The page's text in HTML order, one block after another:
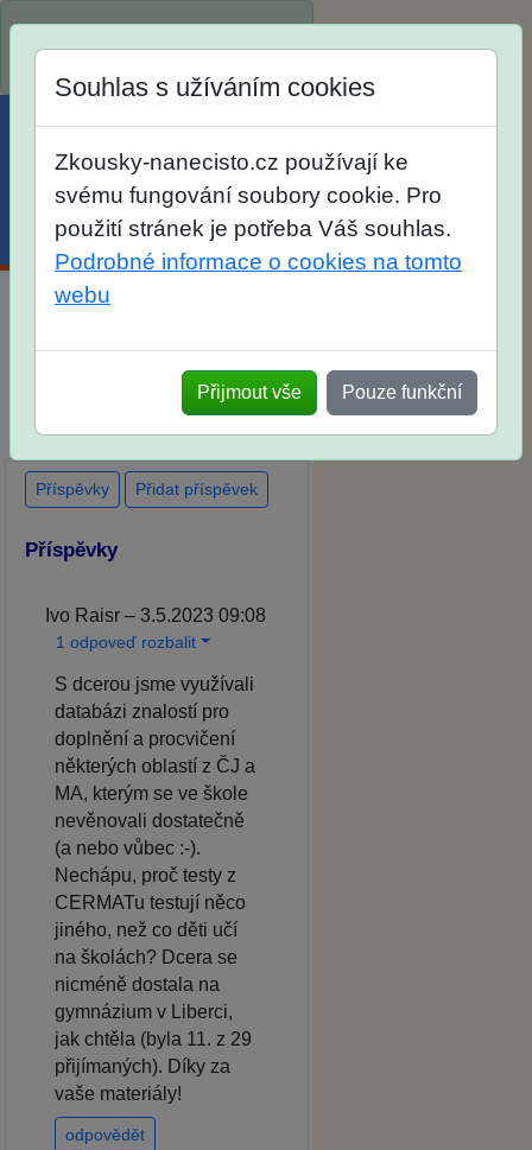
Menu Účet Košík
po skutečných přijímacích
zkouškách
Souhlas s užíváním cookies
Zkousky-nanecisto.cz používají ke
svému fungování soubory cookie. Pro
použití stránek je potřeba Váš souhlas.
Podrobné informace o cookies na tomto
webu
Přijmout vše Pouze funkční
Příspěvky Přidat příspěvek
Příspěvky
Ivo Raisr – 3.5.2023 09:08
1 odpoveď rozbalit
S dcerou jsme využívali
databázi znalostí pro
doplnění a procvičení
některých oblastí z ČJ a
MA, kterým se ve škole
nevěnovali dostatečně
(a nebo vůbec :-).
Nechápu, proč testy z
CERMATu testují něco
jiného, než co děti učí
na školách? Dcera se
nicméně dostala na
gymnázium v Liberci,
jak chtěla (byla 11. z 29
přijímaných). Díky za
vaše materiály!
odpovědět